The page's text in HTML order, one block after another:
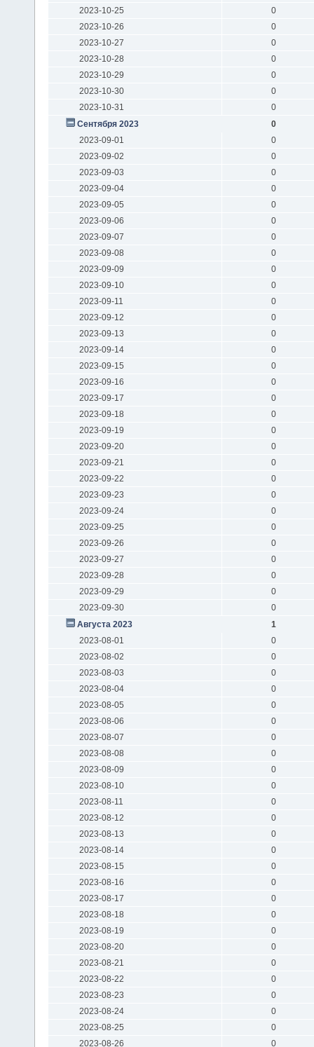
2023-10-25
0
2023-10-26
0
2023-10-27
0
2023-10-28
0
2023-10-29
0
2023-10-30
0
2023-10-31
0
Сентября 2023
0
2023-09-01
0
2023-09-02
0
2023-09-03
0
2023-09-04
0
2023-09-05
0
2023-09-06
0
2023-09-07
0
2023-09-08
0
2023-09-09
0
2023-09-10
0
2023-09-11
0
2023-09-12
0
2023-09-13
0
2023-09-14
0
2023-09-15
0
2023-09-16
0
2023-09-17
0
2023-09-18
0
2023-09-19
0
2023-09-20
0
2023-09-21
0
2023-09-22
0
2023-09-23
0
2023-09-24
0
2023-09-25
0
2023-09-26
0
2023-09-27
0
2023-09-28
0
2023-09-29
0
2023-09-30
0
Августа 2023
1
2023-08-01
0
2023-08-02
0
2023-08-03
0
2023-08-04
0
2023-08-05
0
2023-08-06
0
2023-08-07
0
2023-08-08
0
2023-08-09
0
2023-08-10
0
2023-08-11
0
2023-08-12
0
2023-08-13
0
2023-08-14
0
2023-08-15
0
2023-08-16
0
2023-08-17
0
2023-08-18
0
2023-08-19
0
2023-08-20
0
2023-08-21
0
2023-08-22
0
2023-08-23
0
2023-08-24
0
2023-08-25
0
2023-08-26
0